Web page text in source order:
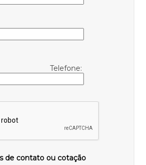
Telefone:
de contato ou cotação